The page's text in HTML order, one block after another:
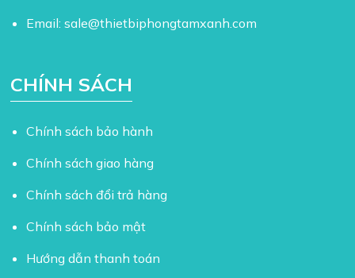
Email:sale@thietbiphongtamxanh.com
CHÍNH SÁCH
Chính sách bảo hành
Chính sách giao hàng
Chính sách đổi trả hàng
Chính sách bảo mật
Hướng dẫn thanh toán